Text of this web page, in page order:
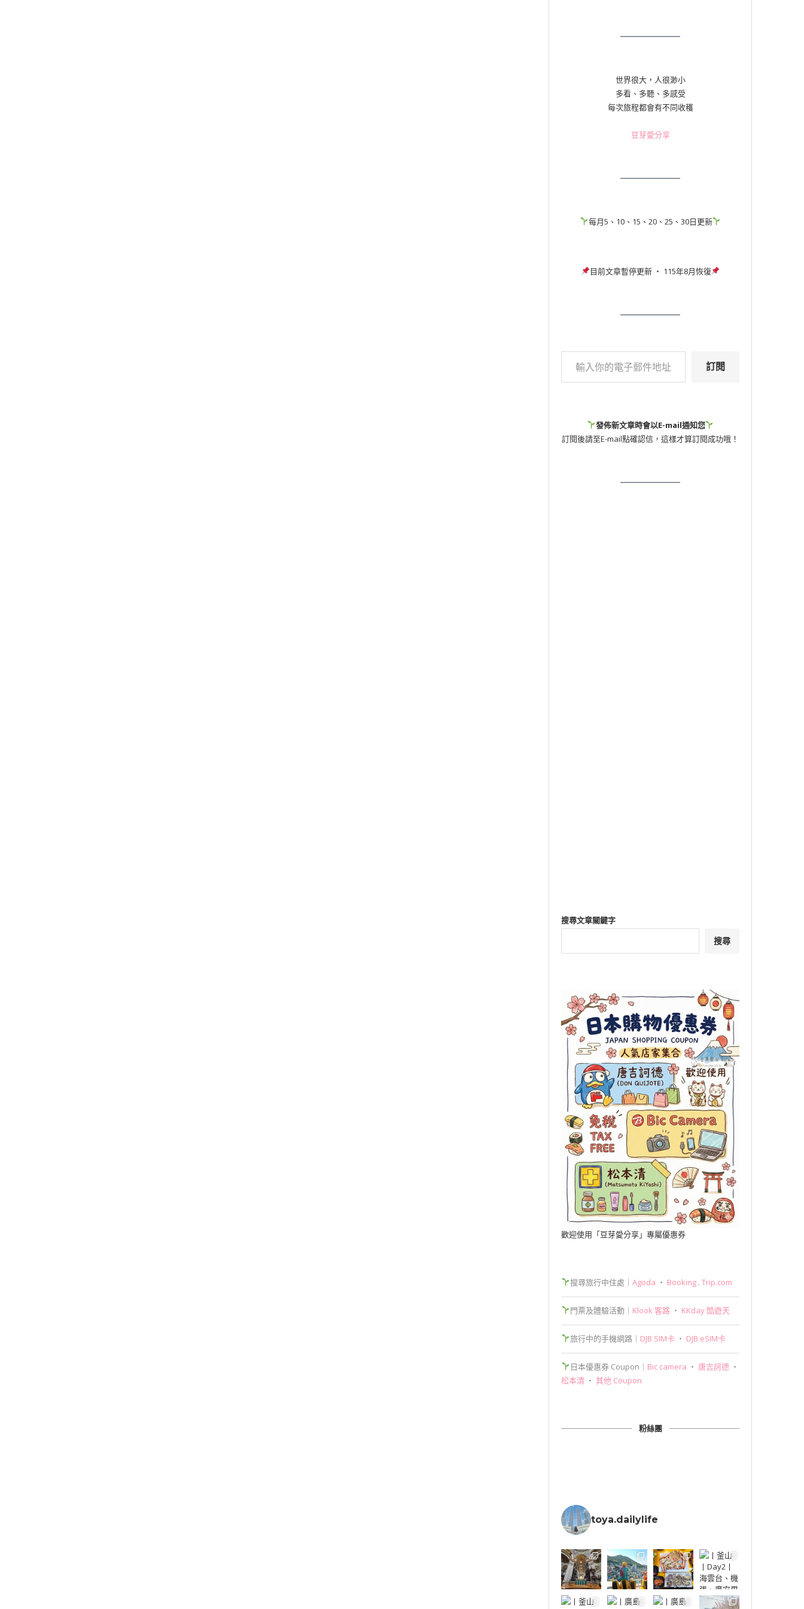
世界很大，人很渺小
多看、多聽、多感受
每次旅程都會有不同收穫
豆芽愛分享
每月5、10、15、20、25、30日更新
目前文章暫停更新 ‧ 115年8月恢復
訂閱
發佈新文章時會以E-mail通知您
訂閱後請至E-mail點確認信，這樣才算訂閱成功哦！
搜尋文章關鍵字
搜尋
歡迎使用「豆芽愛分享」專屬優惠券
搜尋旅行中住處｜ Agoda ‧ Booking. Trip.com
門票及體驗活動｜ Klook 客路‧ KKday 酷遊天
旅行中的手機網路｜ DJB SIM卡‧ DJB eSIM卡
日本優惠券 Coupon｜ Bic camera ‧ 唐吉訶德‧
松本清 ‧ 其他 Coupon
粉絲團
toya.dailylife